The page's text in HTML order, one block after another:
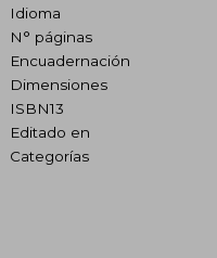
Idioma
N° páginas
Encuadernación
Dimensiones
ISBN13
Editado en
Categorías